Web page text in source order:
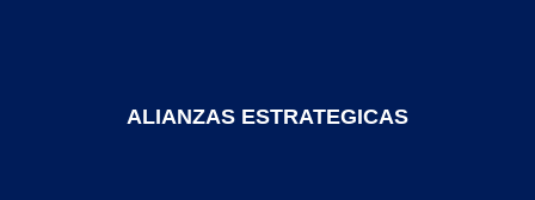
ALIANZAS ESTRATEGICAS